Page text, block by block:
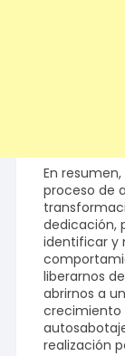
En
proceso de
dedicación,
identificar y
liberarnos
abrirnos a
crecimiento
realización